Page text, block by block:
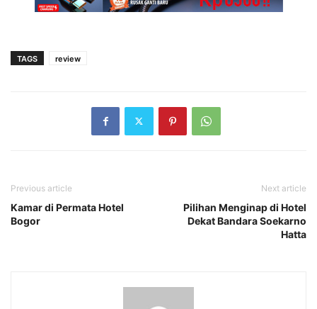
TAGS review
Previous article
Kamar di Permata Hotel
Bogor
Next article
Pilihan Menginap di Hotel
Dekat Bandara Soekarno
Hatta